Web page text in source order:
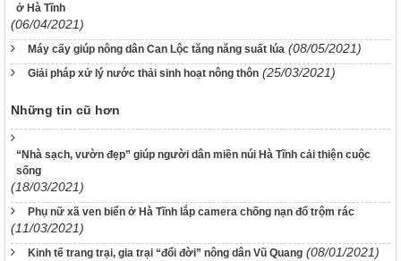
ở Hà Tĩnh
(06/04/2021)
Máy cấy giúp nông dân Can Lộc tăng năng suất lúa (08/05/2021)
Giải pháp xử lý nước thải sinh hoạt nông thôn (25/03/2021)
Những tin cũ hơn
“Nhà sạch, vườn đẹp” giúp người dân miền núi Hà Tĩnh cải thiện cuộc
sống
(18/03/2021)
Phụ nữ xã ven biển ở Hà Tĩnh lắp camera chống nạn đổ trộm rác
(11/03/2021)
Kinh tế trang trại, gia trại “đổi đời” nông dân Vũ Quang (08/01/2021)